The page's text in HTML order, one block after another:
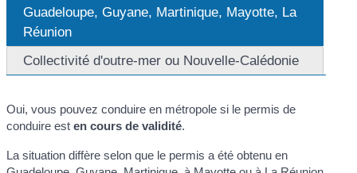
Guadeloupe, Guyane, Martinique, Mayotte, La
Réunion
Collectivité d'outre-mer ou Nouvelle-Calédonie
Oui, vous pouvez conduire en métropole si le permis de
conduire esten cours de validité.
La situation diffère selon que le permis a été obtenu en